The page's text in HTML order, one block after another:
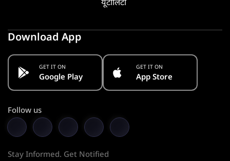
यूटीलिटी
Download App
GET IT ON
Google Play
GET IT ON
App Store
Follow us
Stay Informed. Get Notified